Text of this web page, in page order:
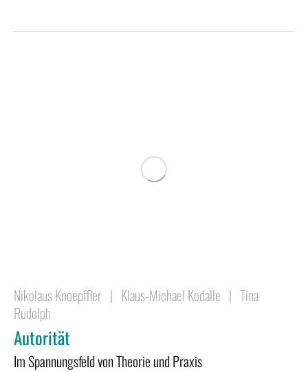
Nikolaus Knoepffler | Klaus-Michael Kodalle | Tina
Rudolph
Autorität
Im Spannungsfeld von Theorie und Praxis